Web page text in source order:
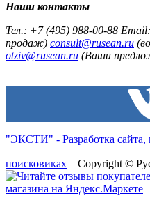
Наши контакты
Тел.: +7 (495) 988-00-88 Email:
продаж) consult@rusean.ru
otziv@rusean.ru (Ваши
"ЭКСТИ" - Разработка сайта,
поисковиках Copyright ©